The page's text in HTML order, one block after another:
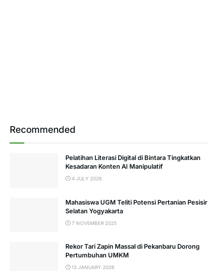
Recommended
Pelatihan Literasi Digital di Bintara Tingkatkan
Kesadaran Konten AI Manipulatif
4 JULY 2026
Mahasiswa UGM Teliti Potensi Pertanian Pesisir
Selatan Yogyakarta
7 NOVEMBER 2025
Rekor Tari Zapin Massal di Pekanbaru Dorong
Pertumbuhan UMKM
13 JANUARY 2026